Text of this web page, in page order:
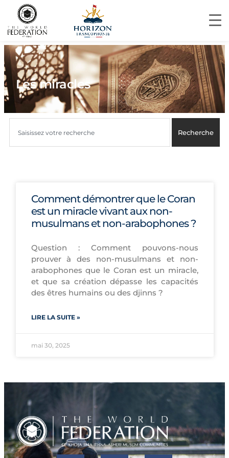
Les miracles
Recherche
Comment démontrer que le Coran
est un miracle vivant aux non-
musulmans et non-arabophones ?
Question : Comment pouvons-nous
prouver à des non-musulmans et non-
arabophones que le Coran est un miracle,
et que sa création dépasse les capacités
des êtres humains ou des djinns ?
LIRE LA SUITE »
mai 30, 2025